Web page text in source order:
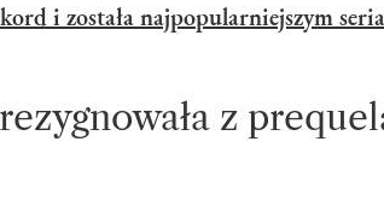
i została najpopularniejszym
z